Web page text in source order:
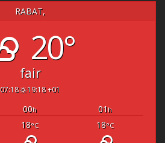
RABAT,
20°
fair
07:18 19:18 +01
00h 01 h
18°C 18°C